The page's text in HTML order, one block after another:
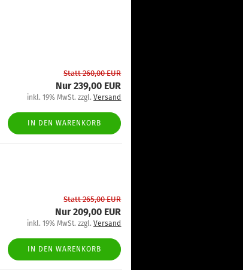
Statt 260,00 EUR
Nur 239,00 EUR
inkl. 19% MwSt. zzgl.Versand
IN DEN WARENKORB
Statt 265,00 EUR
Nur 209,00 EUR
inkl. 19% MwSt. zzgl.Versand
IN DEN WARENKORB